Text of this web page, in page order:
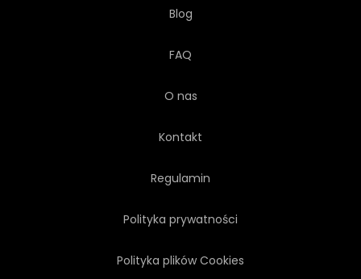
Blog
FAQ
O nas
Kontakt
Regulamin
Polityka prywatności
Polityka plików Cookies